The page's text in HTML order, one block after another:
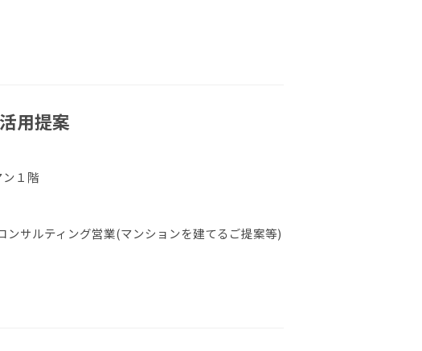
用提案
１階
ンサルティング営業(マンションを建てるご提案等)